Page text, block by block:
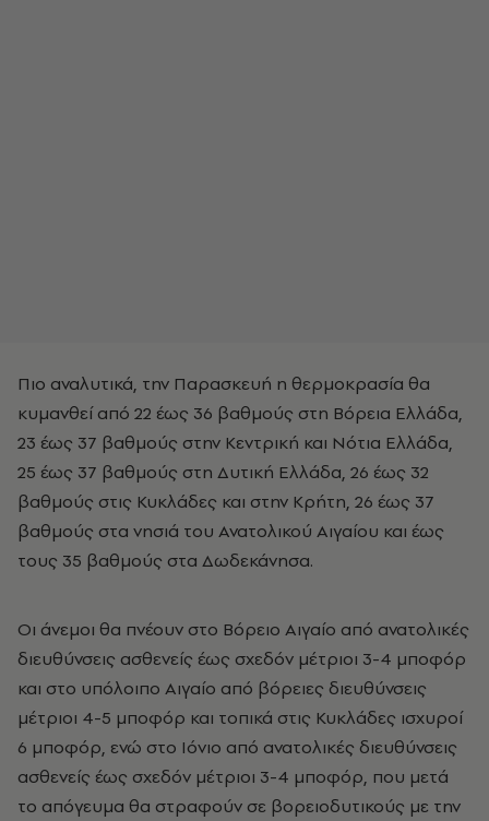
Πιο αναλυτικά, την Παρασκευή η θερμοκρασία θα
κυμανθεί από 22 έως 36 βαθμούς στη Βόρεια Ελλάδα,
23 έως 37 βαθμούς στην Κεντρική και Νότια Ελλάδα,
25 έως 37 βαθμούς στη Δυτική Ελλάδα, 26 έως 32
βαθμούς στις Κυκλάδες και στην Κρήτη, 26 έως 37
βαθμούς στα νησιά του Ανατολικού Αιγαίου και έως
τους 35 βαθμούς στα Δωδεκάνησα.
Οι άνεμοι θα πνέουν στο Βόρειο Αιγαίο από ανατολικές
διευθύνσεις ασθενείς έως σχεδόν μέτριοι 3-4 μποφόρ
και στο υπόλοιπο Αιγαίο από βόρειες διευθύνσεις
μέτριοι 4-5 μποφόρ και τοπικά στις Κυκλάδες ισχυροί
6 μποφόρ, ενώ στο Ιόνιο από ανατολικές διευθύνσεις
ασθενείς έως σχεδόν μέτριοι 3-4 μποφόρ, που μετά
το απόγευμα θα στραφούν σε βορειοδυτικούς με την